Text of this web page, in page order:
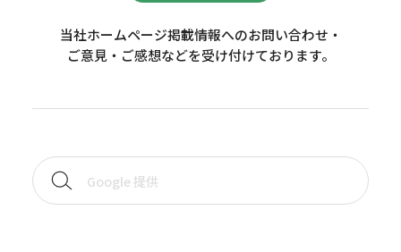
当社ホームページ掲載情報へのお問い合わせ・
ご意見・ご感想などを受け付けております。